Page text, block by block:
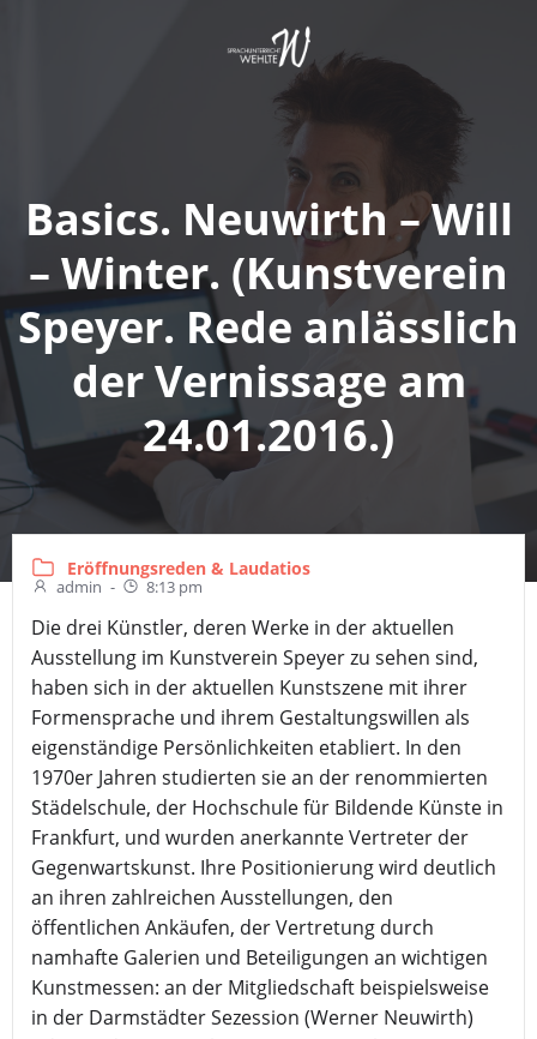
zum
Inhalt
Basics. Neuwirth – Will
– Winter. (Kunstverein
Speyer. Rede anlässlich
der Vernissage am
24.01.2016.)
Eröffnungsreden & Laudatios
admin - 8:13 pm
Die drei Künstler, deren Werke in der aktuellen
Ausstellung im Kunstverein Speyer zu sehen sind,
haben sich in der aktuellen Kunstszene mit ihrer
Formensprache und ihrem Gestaltungswillen als
eigenständige Persönlichkeiten etabliert. In den
1970er Jahren studierten sie an der renommierten
Städelschule, der Hochschule für Bildende Künste in
Frankfurt, und wurden anerkannte Vertreter der
Gegenwartskunst. Ihre Positionierung wird deutlich
an ihren zahlreichen Ausstellungen, den
öffentlichen Ankäufen, der Vertretung durch
namhafte Galerien und Beteiligungen an wichtigen
Kunstmessen: an der Mitgliedschaft beispielsweise
in der Darmstädter Sezession (Werner Neuwirth)